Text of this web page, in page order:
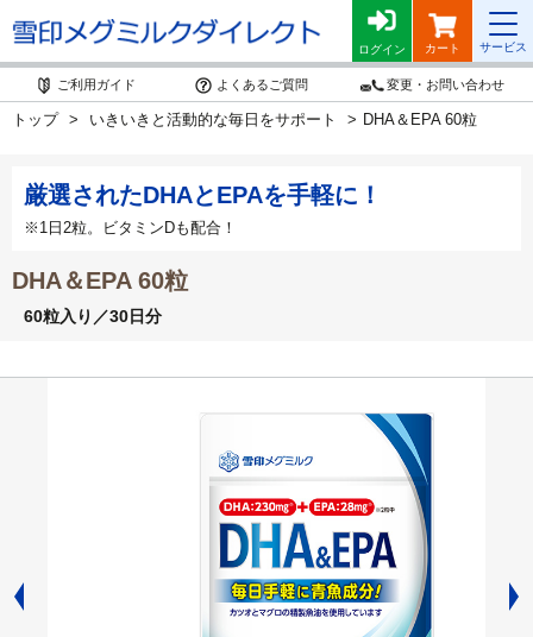
ログイン カート サービス
ご利用ガイド よくあるご質問 変更・お問い合わせ
トップ いきいきと活動的な毎日をサポート DHA＆EPA 60粒
厳選されたDHAとEPAを手軽に！
※1日2粒。ビタミンDも配合！
DHA＆EPA 60粒
60粒入り／30日分